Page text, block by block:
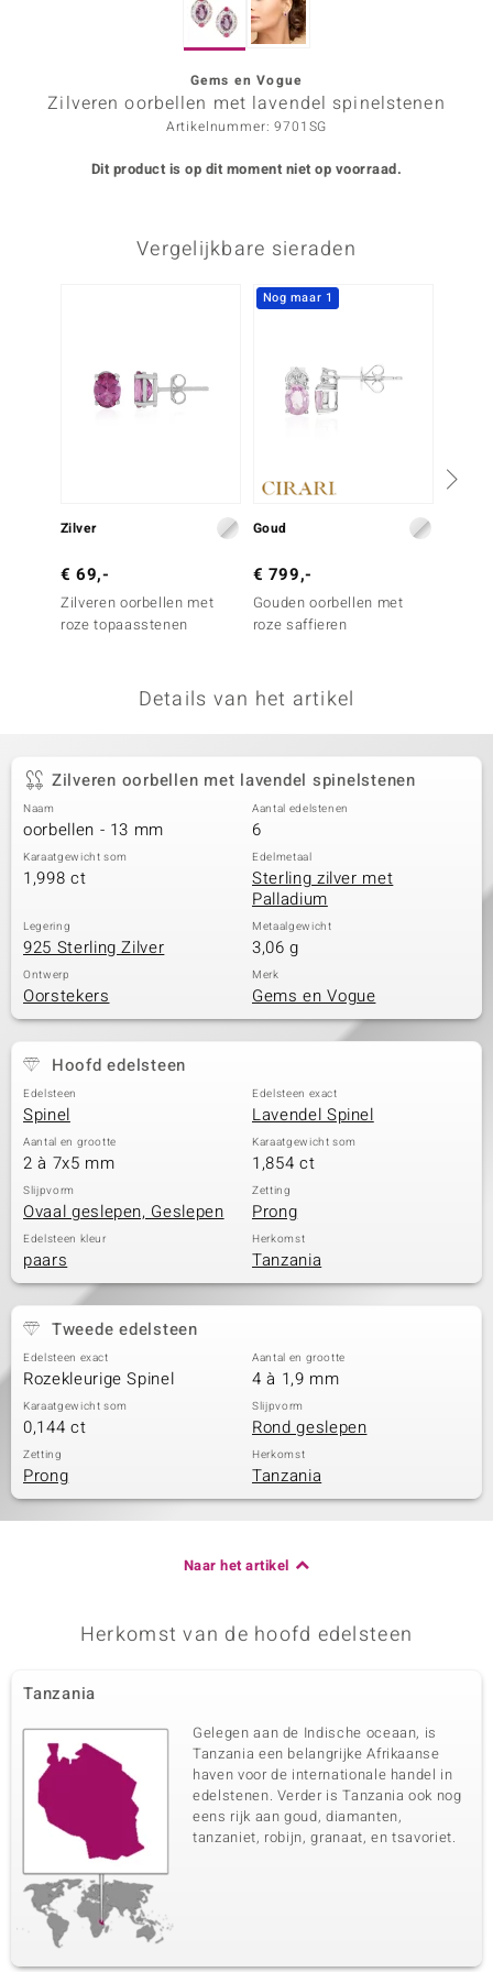
Designs
Gems en Vogue
Zilveren oorbellen met lavendel spinelstenen
Artikelnummer: 9701SG
Dit product is op dit moment niet op voorraad.
Vergelijkbare sieraden
Zilver
€ 69,-
Zilveren oorbellen met
roze topaasstenen
Nog maar 1
Goud
€ 799,-
Gouden oorbellen met
roze saffieren
Details van het artikel
Zilveren oorbellen met lavendel spinelstenen
Naam
oorbellen - 13 mm
Aantal edelstenen
6
Karaatgewicht som
1,998 ct
Edelmetaal
Sterling zilver met
Palladium
Legering
925 Sterling Zilver
Metaalgewicht
3,06 g
Ontwerp
Oorstekers
Merk
Gems en Vogue
Hoofd edelsteen
Edelsteen
Spinel
Edelsteen exact
Lavendel Spinel
Aantal en grootte
2 à 7x5 mm
Karaatgewicht som
1,854 ct
Slijpvorm
Ovaal geslepen, Geslepen
Zetting
Prong
Edelsteen kleur
paars
Herkomst
Tanzania
Tweede edelsteen
Edelsteen exact
Rozekleurige Spinel
Aantal en grootte
4 à 1,9 mm
Karaatgewicht som
0,144 ct
Slijpvorm
Rond geslepen
Zetting
Prong
Herkomst
Tanzania
Naar het artikel
Herkomst van de hoofd edelsteen
Tanzania
Gelegen aan de Indische oceaan, is
Tanzania een belangrijke Afrikaanse
haven voor de internationale handel in
edelstenen. Verder is Tanzania ook nog
eens rijk aan goud, diamanten,
tanzaniet, robijn, granaat, en tsavoriet.